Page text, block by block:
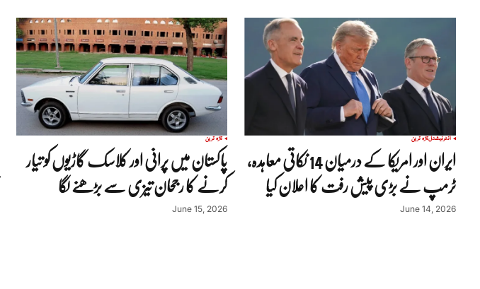
انٹرنیشنلتازہ ترین
ایران اور امریکا کے درمیان 14 نکاتی معاہدہ،
ٹرمپ نے بڑی پیش رفت کا اعلان کیا
June 14, 2026
تازہ ترین
پاکستان میں پرانی اور کلاسک گاڑیوں کو تیار
کرنے کا رجحان تیزی سے بڑھنے لگا
June 15, 2026